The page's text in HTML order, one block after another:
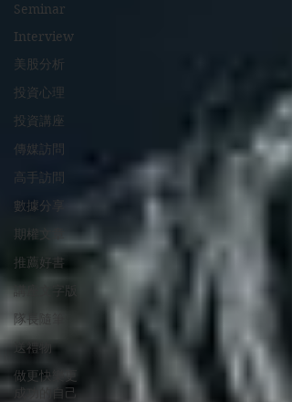
Seminar
Interview
美股分析
投資心理
投資講座
傳媒訪問
高手訪問
數據分享
期權文章
推薦好書
講座文字版
隊長隨筆
送禮物
做更快樂更
成功的自己